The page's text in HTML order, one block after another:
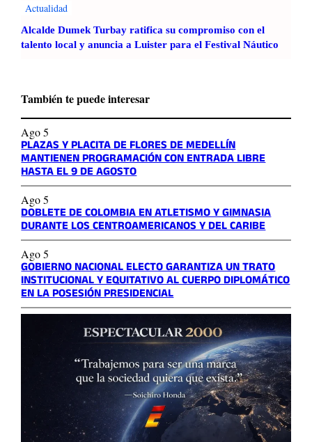
Actualidad
Alcalde Dumek Turbay ratifica su compromiso con el
talento local y anuncia a Luister para el Festival Náutico
También te puede interesar
Ago 5
PLAZAS Y PLACITA DE FLORES DE MEDELLÍN
MANTIENEN PROGRAMACIÓN CON ENTRADA LIBRE
HASTA EL 9 DE AGOSTO
Ago 5
DOBLETE DE COLOMBIA EN ATLETISMO Y GIMNASIA
DURANTE LOS CENTROAMERICANOS Y DEL CARIBE
Ago 5
GOBIERNO NACIONAL ELECTO GARANTIZA UN TRATO
INSTITUCIONAL Y EQUITATIVO AL CUERPO DIPLOMÁTICO
EN LA POSESIÓN PRESIDENCIAL